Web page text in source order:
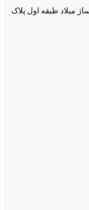
آهن پاساژ میلاد طبقه اول پلاک